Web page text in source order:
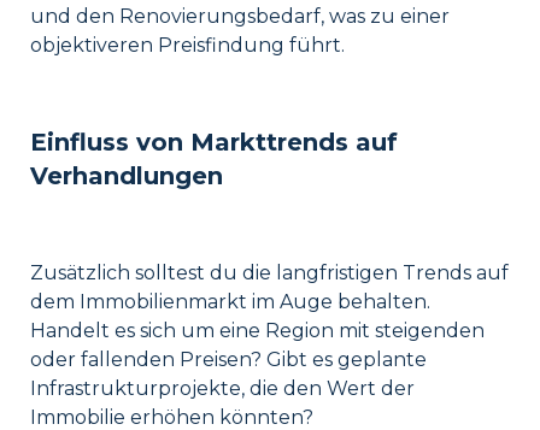
und den Renovierungsbedarf, was zu einer
objektiveren Preisfindung führt.
Einfluss von Markttrends auf
Verhandlungen
Zusätzlich solltest du die langfristigen Trends auf
dem Immobilienmarkt im Auge behalten.
Handelt es sich um eine Region mit steigenden
oder fallenden Preisen? Gibt es geplante
Infrastrukturprojekte, die den Wert der
Immobilie erhöhen könnten?